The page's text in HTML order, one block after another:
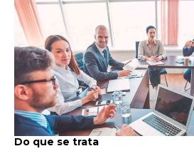
Do que se trata